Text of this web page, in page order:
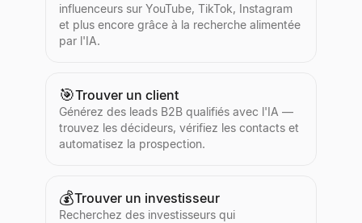
influenceurs sur YouTube, TikTok, Instagram
et plus encore grâce à la recherche alimentée
par l'IA.
🎯Trouver un client
Générez des leads B2B qualifiés avec l'IA —
trouvez les décideurs, vérifiez les contacts et
automatisez la prospection.
💰Trouver un investisseur
Recherchez des investisseurs qui